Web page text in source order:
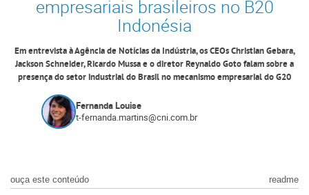
empresariais brasileiros no B20
Indonésia
Em entrevista à Agência de Notícias da Indústria, os CEOs Christian Gebara,
Jackson Schneider, Ricardo Mussa e o diretor Reynaldo Goto falam sobre a
presença do setor industrial do Brasil no mecanismo empresarial do G20
Fernanda Louise
t-fernanda.martins@cni.com.br
ouça este conteúdo readme